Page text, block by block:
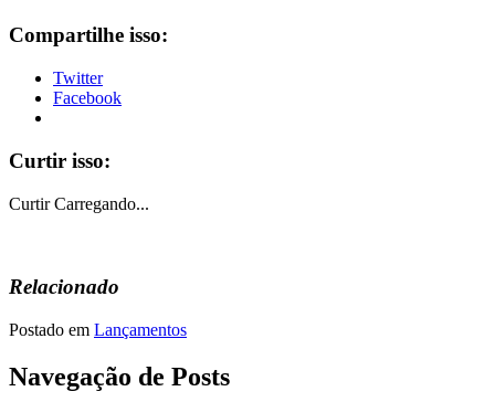
Compartilhe isso:
Twitter
Facebook
Curtir isso:
Curtir Carregando...
Relacionado
Postado em Lançamentos
Navegação de Posts